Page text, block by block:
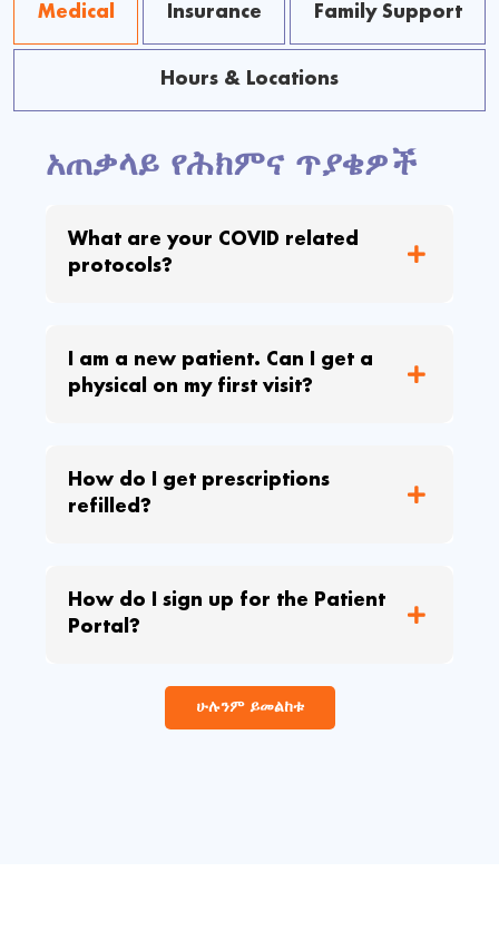
Medical Insurance Family Support
Hours & Locations
አጠቃላይ የሕክምና ጥያቄዎች
What are your COVID related
protocols?
I am a new patient. Can I get a
physical on my first visit?
How do I get prescriptions
refilled?
How do I sign up for the Patient
Portal?
ሁሉንም ይመልከቱ